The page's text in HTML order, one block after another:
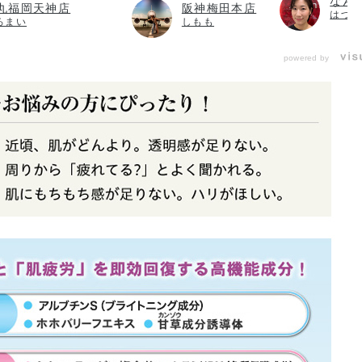
福岡天神店
まい
阪神梅田本店
しもも
はづき
powered by